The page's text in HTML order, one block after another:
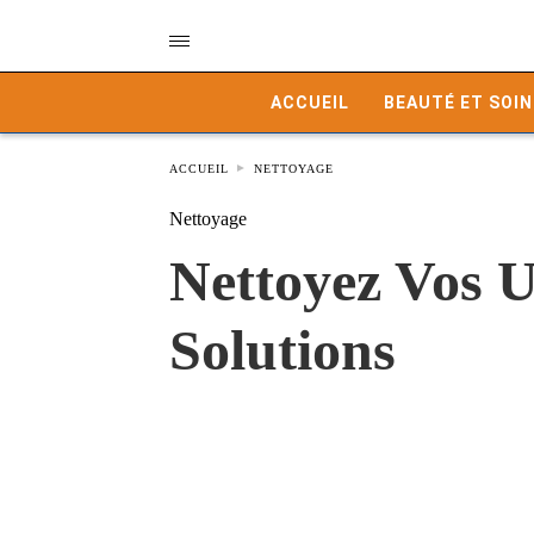
ACCUEIL BEAUTÉ ET SOIN
ACCUEIL NETTOYAGE
Nettoyage
Nettoyez Vos
Solutions